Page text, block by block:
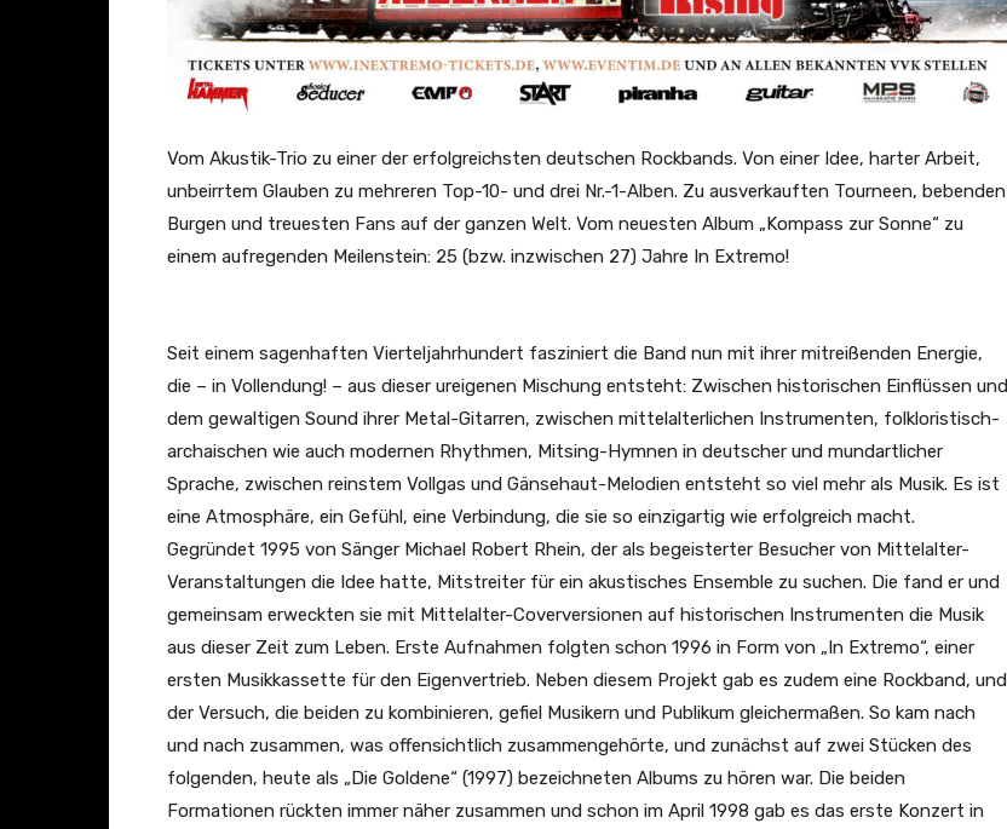
Vom Akustik-Trio zu einer der erfolgreichsten deutschen Rockbands. Von einer Idee, harter Arbeit,
unbeirrtem Glauben zu mehreren Top-10- und drei Nr.-1-Alben. Zu ausverkauften Tourneen, bebenden
Burgen und treuesten Fans auf der ganzen Welt. Vom neuesten Album „Kompass zur Sonne“ zu
einem aufregenden Meilenstein: 25 (bzw. inzwischen 27) Jahre In Extremo!
Seit einem sagenhaften Vierteljahrhundert fasziniert die Band nun mit ihrer mitreißenden Energie,
die – in Vollendung! – aus dieser ureigenen Mischung entsteht: Zwischen historischen Einflüssen und
dem gewaltigen Sound ihrer Metal-Gitarren, zwischen mittelalterlichen Instrumenten, folkloristisch-
archaischen wie auch modernen Rhythmen, Mitsing-Hymnen in deutscher und mundartlicher
Sprache, zwischen reinstem Vollgas und Gänsehaut-Melodien entsteht so viel mehr als Musik. Es ist
eine Atmosphäre, ein Gefühl, eine Verbindung, die sie so einzigartig wie erfolgreich macht.
Gegründet 1995 von Sänger Michael Robert Rhein, der als begeisterter Besucher von Mittelalter-
Veranstaltungen die Idee hatte, Mitstreiter für ein akustisches Ensemble zu suchen. Die fand er und
gemeinsam erweckten sie mit Mittelalter-Coverversionen auf historischen Instrumenten die Musik
aus dieser Zeit zum Leben. Erste Aufnahmen folgten schon 1996 in Form von „In Extremo“, einer
ersten Musikkassette für den Eigenvertrieb. Neben diesem Projekt gab es zudem eine Rockband, und
der Versuch, die beiden zu kombinieren, gefiel Musikern und Publikum gleichermaßen. So kam nach
und nach zusammen, was offensichtlich zusammengehörte, und zunächst auf zwei Stücken des
folgenden, heute als „Die Goldene“ (1997) bezeichneten Albums zu hören war. Die beiden
Formationen rückten immer näher zusammen und schon im April 1998 gab es das erste Konzert in